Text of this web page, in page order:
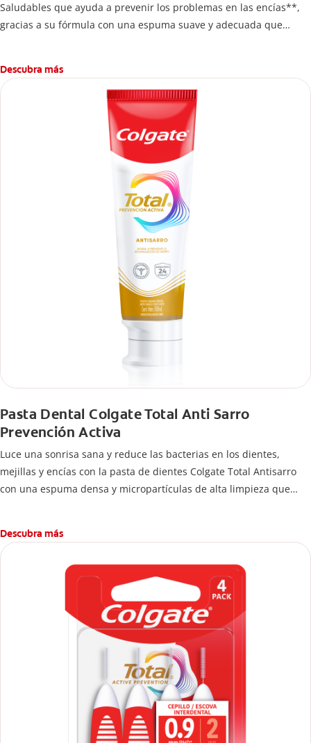
Saludables que ayuda a prevenir los problemas en las encías**,
gracias a su fórmula con una espuma suave y adecuada que
Descubra más
Pasta Dental Colgate Total Anti Sarro
Prevención Activa
Luce una sonrisa sana y reduce las bacterias en los dientes,
mejillas y encías con la pasta de dientes Colgate Total Antisarro
con una espuma densa y micropartículas de alta limpieza que
Descubra más